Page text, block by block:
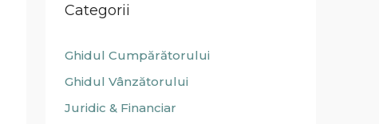
Categorii
Ghidul Cumpărătorului
Ghidul Vânzătorului
Juridic & Financiar